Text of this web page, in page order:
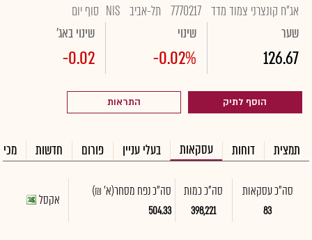
אג"ח קונצרני צמוד מדד 7770217 תל-אביב NIS סוף יום
שער
126.67
שינוי
-0.02%
שינוי באג'
-0.02
הוסף לתיק התראות
תמצית דוחות עסקאות בעלי עניין פורום חדשות
סה"כ עסקאות
83
סה"כ כמות
398,221
סה"כ נפח מסחר(א' ₪)
504.33
אקסל